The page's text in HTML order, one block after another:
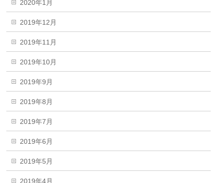
2020年1月
2019年12月
2019年11月
2019年10月
2019年9月
2019年8月
2019年7月
2019年6月
2019年5月
2019年4月